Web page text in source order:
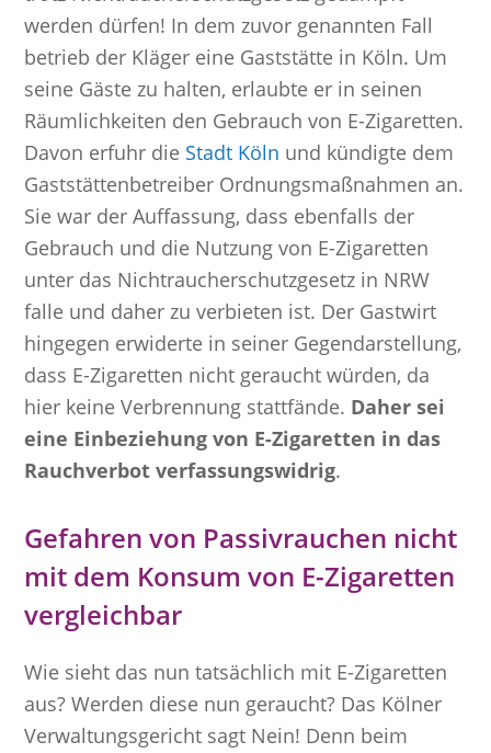
werden dürfen! In dem zuvor genannten Fall
betrieb der Kläger eine Gaststätte in Köln. Um
seine Gäste zu halten, erlaubte er in seinen
Räumlichkeiten den Gebrauch von E-Zigaretten.
Davon erfuhr die Stadt Köln und kündigte dem
Gaststättenbetreiber Ordnungsmaßnahmen an.
Sie war der Auffassung, dass ebenfalls der
Gebrauch und die Nutzung von E-Zigaretten
unter das Nichtraucherschutzgesetz in NRW
falle und daher zu verbieten ist. Der Gastwirt
hingegen erwiderte in seiner Gegendarstellung,
dass E-Zigaretten nicht geraucht würden, da
hier keine Verbrennung stattfände. Daher sei
eine Einbeziehung von E-Zigaretten in das
Rauchverbot verfassungswidrig.
Gefahren von Passivrauchen nicht
mit dem Konsum von E-Zigaretten
vergleichbar
Wie sieht das nun tatsächlich mit E-Zigaretten
aus? Werden diese nun geraucht? Das Kölner
Verwaltungsgericht sagt Nein! Denn beim